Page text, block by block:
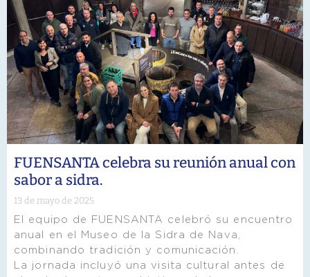
FUENSANTA celebra su reunión anual con
sabor a sidra.
13 de mayo de 2025
El equipo de FUENSANTA celebró su encuentro
anual en el Museo de la Sidra de Nava,
combinando tradición y comunicación.
La jornada incluyó una visita cultural antes de